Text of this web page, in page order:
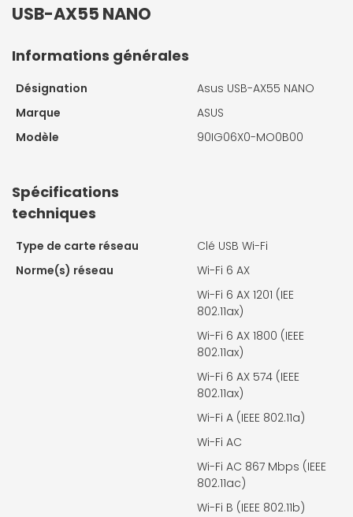
USB-AX55 NANO
Informations générales
Désignation
Asus USB-AX55 NANO
Marque
ASUS
Modèle
90IG06X0-MO0B00
Spécifications
techniques
Type de carte réseau
Clé USB Wi-Fi
Norme(s) réseau
Wi-Fi 6 AX
Wi-Fi 6 AX 1201 (IEE
802.11ax)
Wi-Fi 6 AX 1800 (IEEE
802.11ax)
Wi-Fi 6 AX 574 (IEEE
802.11ax)
Wi-Fi A (IEEE 802.11a)
Wi-Fi AC
Wi-Fi AC 867 Mbps (IEEE
802.11ac)
Wi-Fi B (IEEE 802.11b)